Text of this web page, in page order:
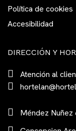
Política de cookies
Accesibilidad
DIRECCIÓN Y
Atención al
Méndez Nuñez